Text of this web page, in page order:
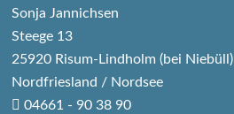
Sonja Jannichsen
Steege 13
25920 Risum-Lindholm (bei Niebüll)
Nordfriesland / Nordsee
04661 - 90 38 90